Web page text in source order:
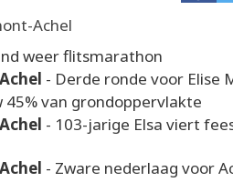
Achel
weer flitsmarathon
- Derde ronde voor Elise
45% van grondoppervlakte
- 103-jarige Elsa viert
- Zware nederlaag voor